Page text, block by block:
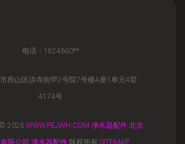
电话：1824660**
房山区洪寺街甲2号院7号楼A座1单元4层
4174号
© 2026 WWW.PEJWH.COM 净水器配件 北京
限公司 净水器配件 版权所有 SITEMAP